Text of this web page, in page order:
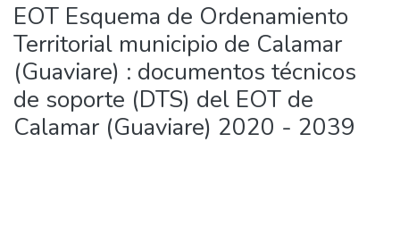
EOT Esquema de Ordenamiento
Territorial municipio de Calamar
(Guaviare) : documentos técnicos
de soporte (DTS) del EOT de
Calamar (Guaviare) 2020 - 2039